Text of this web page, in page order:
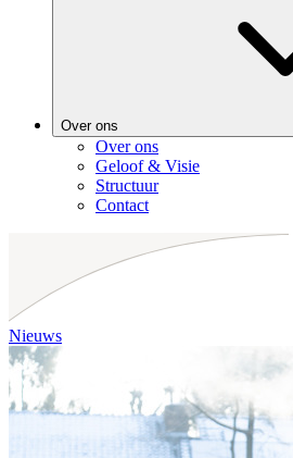
Over ons
Over ons
Geloof & Visie
Structuur
Contact
Nieuws